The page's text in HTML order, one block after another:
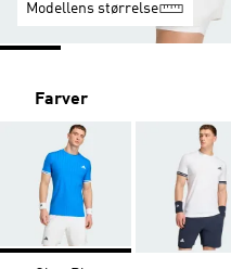
Modellens størrelse
Farver